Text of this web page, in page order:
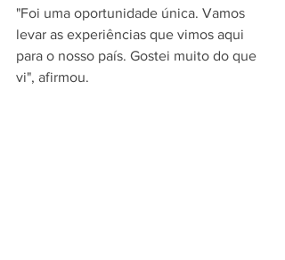
"Foi uma oportunidade única. Vamos
levar as experiências que vimos aqui
para o nosso país. Gostei muito do que
vi", afirmou.